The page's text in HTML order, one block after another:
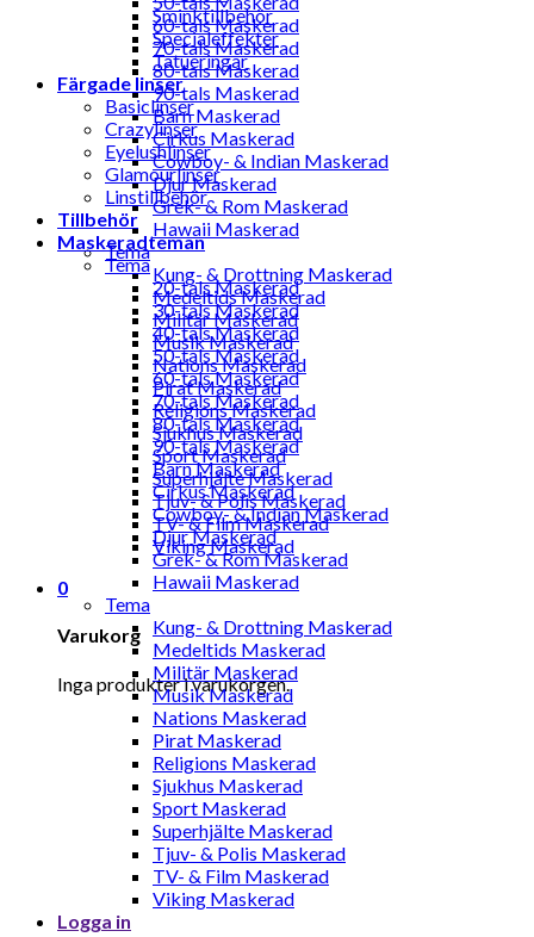
60-tals Maskerad
70-tals Maskerad
80-tals Maskerad
90-tals Maskerad
Barn Maskerad
Cirkus Maskerad
Cowboy- & Indian Maskerad
Djur Maskerad
Grek- & Rom Maskerad
Hawaii Maskerad
Tema
Kung- & Drottning Maskerad
Medeltids Maskerad
Militär Maskerad
Musik Maskerad
Nations Maskerad
Pirat Maskerad
Religions Maskerad
Sjukhus Maskerad
Sport Maskerad
Superhjälte Maskerad
Tjuv- & Polis Maskerad
TV- & Film Maskerad
Viking Maskerad
0
Varukorg
Inga produkter i varukorgen.
Sminktillbehör
Specialeffekter
Tatueringar
Färgade linser
Basiclinser
Crazylinser
Eyelushlinser
Glamourlinser
Linstillbehör
Tillbehör
Maskeradteman
Tema
20-tals Maskerad
30-tals Maskerad
40-tals Maskerad
50-tals Maskerad
60-tals Maskerad
70-tals Maskerad
80-tals Maskerad
90-tals Maskerad
Barn Maskerad
Cirkus Maskerad
Cowboy- & Indian Maskerad
Djur Maskerad
Grek- & Rom Maskerad
Hawaii Maskerad
Tema
Kung- & Drottning Maskerad
Medeltids Maskerad
Militär Maskerad
Musik Maskerad
Nations Maskerad
Pirat Maskerad
Religions Maskerad
Sjukhus Maskerad
Sport Maskerad
Superhjälte Maskerad
Tjuv- & Polis Maskerad
TV- & Film Maskerad
Viking Maskerad
Logga in